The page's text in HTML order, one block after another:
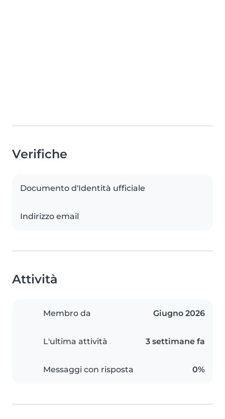
Verifiche
Documento d'Identità ufficiale
Indirizzo email
Attività
Membro da Giugno 2026
L'ultima attività 3 settimane fa
Messaggi con risposta 0%